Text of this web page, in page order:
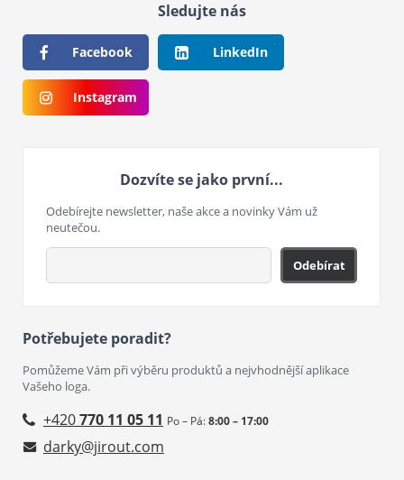
Sledujte nás
Facebook LinkedIn
Instagram
Dozvíte se jako první...
Odebírejte newsletter, naše akce a novinky Vám už
neutečou.
Odebírat
Potřebujete poradit?
Pomůžeme Vám při výběru produktů a nejvhodnější aplikace
Vašeho loga.
+420770 11 05 11 Po – Pá:8:00 – 17:00
darky@jirout.com